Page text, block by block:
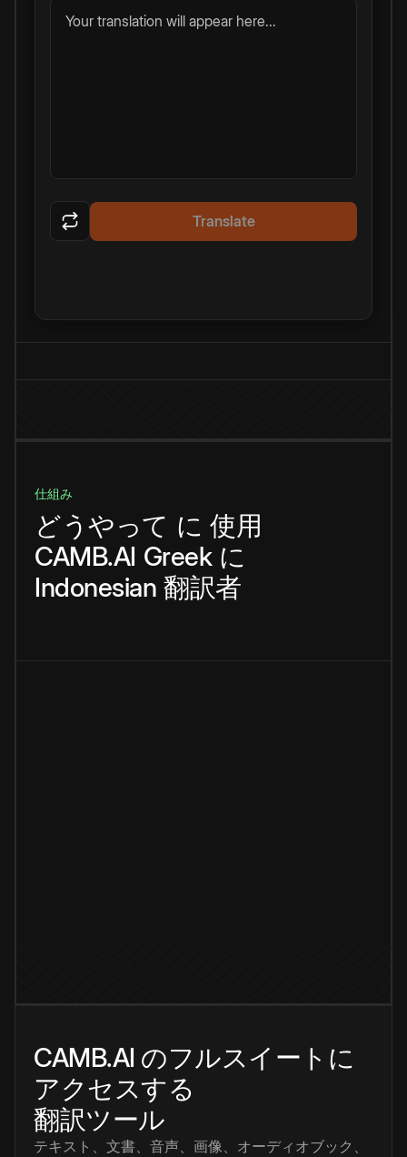
Your translation will appear here...
Translate
仕組み
どうやって に 使用
CAMB.AI Greek に
Indonesian 翻訳者
CAMB.AI のフルスイートに
アクセスする
翻訳ツール
テキスト、文書、音声、画像、オーディオブック、